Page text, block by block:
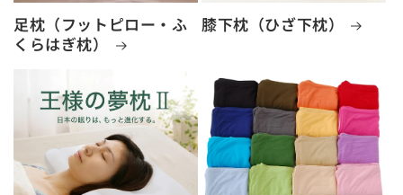
足枕（フットピロー・ふ
くらはぎ枕）
膝下枕（ひざ下枕）